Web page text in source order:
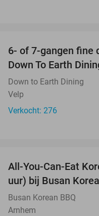
6- of 7-gangen fine
Down To Earth
Down to Earth Dining
Velp
Verkocht: 276
All-You-Can-Eat
uur) bij Busan
Busan Korean BBQ
Arnhem